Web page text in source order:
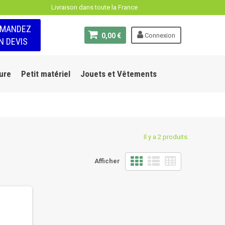
Livraison dans toute la France
Connexion
0,00 €
DEVIS
Petit matériel Jouets et Vêtements
Il y a 2 produits.
Afficher